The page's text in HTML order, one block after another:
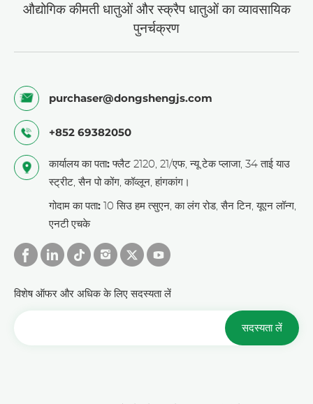
4. सहायक उपकरण: निकल मिश्रधातु से बने पंप भाग
औद्योगिक कीमती धातुओं और स्क्रैप धातुओं का व्यावसायिक
पुनर्चक्रण
purchaser@dongshengjs.com
+852 69382050
कार्यालय का पता: फ्लैट 2120, 21/एफ, न्यू टेक प्लाजा, 34 ताई याउ
स्ट्रीट, सैन पो कोंग, कॉव्लून, हांगकांग।
गोदाम का पता: 10 सिउ हम त्सुएन, का लंग रोड, सैन टिन, यूएन लॉन्ग,
एनटी एचके
विशेष ऑफर और अधिक के लिए सदस्यता लें
सदस्यता लें